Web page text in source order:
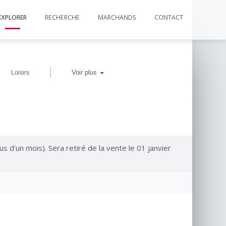
RECHERCHE MARCHANDS CONTACT
Loisirs | Voir plus
d'un mois). Sera retiré de la vente le 01 janvier